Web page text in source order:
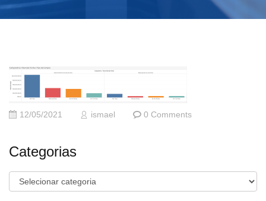
12/05/2021 ismael 0 Comments
Categorias
Categorias